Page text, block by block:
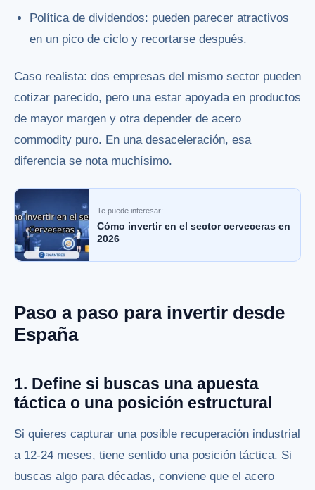
Política de dividendos: pueden parecer atractivos
en un pico de ciclo y recortarse después.
Caso realista: dos empresas del mismo sector pueden
cotizar parecido, pero una estar apoyada en productos
de mayor margen y otra depender de acero
commodity puro. En una desaceleración, esa
diferencia se nota muchísimo.
Te puede interesar:
Cómo invertir en el sector cerveceras en
2026
Paso a paso para invertir desde
España
1. Define si buscas una apuesta
táctica o una posición estructural
Si quieres capturar una posible recuperación industrial
a 12-24 meses, tiene sentido una posición táctica. Si
buscas algo para décadas, conviene que el acero